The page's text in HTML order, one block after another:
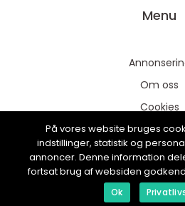
Menu
Om oss
Cookies
Kontakta
Sitemap
På vores website bruges
indstillinger, statistik og
annoncer. Denne information
fortsat brug af websiden
Ok